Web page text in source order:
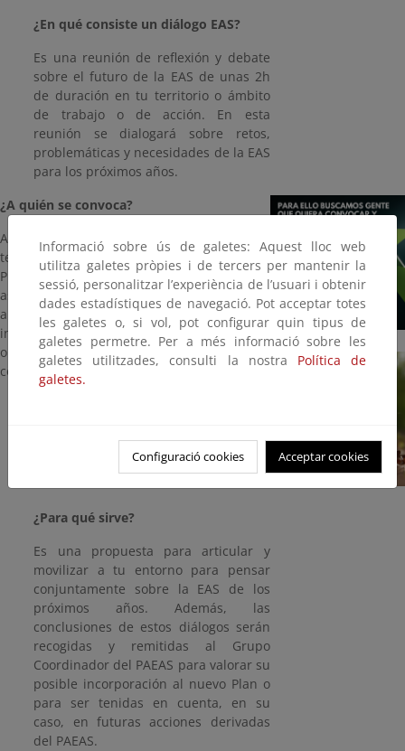
¿En qué consiste un diálogo EAS?
Es una reunión de reflexión y debate
sobre el futuro de la EAS de unas 2h
de duración en tu territorio o ámbito
de trabajo o de acción. En esta
reunión se dialogará sobre retos,
problemáticas y necesidades de la EAS
para los próximos años.
¿A quién se convoca?
A personas de tu entorno o cercanas que
tengan interés en dialogar sobre la EAS.
Pueden ser a los/as socios/as de tu
asociación, a tu equipo de educadores/as
ambientales, a tu grupo de trabajo o de
investigación, a tus redes profesionales, a
organizaciones cercanas con las que
compartes proyectos…
¿Para qué sirve?
Es una propuesta para articular y
movilizar a tu entorno para pensar
conjuntamente sobre la EAS de los
próximos años. Además, las
conclusiones de estos diálogos serán
recogidas y remitidas al Grupo
Coordinador del PAEAS para valorar su
posible incorporación al nuevo Plan o
para ser tenidas en cuenta, en su
caso, en futuras acciones derivadas
del PAEAS.
Informació sobre ús de galetes: Aquest lloc web
utilitza galetes pròpies i de tercers per mantenir la
sessió, personalitzar l’experiència de l’usuari i obtenir
dades estadístiques de navegació. Pot acceptar totes
les galetes o, si vol, pot configurar quin tipus de
galetes permetre. Per a més informació sobre les
galetes utilitzades, consulti la nostra Política de
galetes.
Configuració cookies Acceptar cookies